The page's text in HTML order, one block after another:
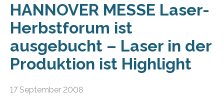
HANNOVER MESSE Laser-
Herbstforum ist
ausgebucht – Laser in der
Produktion ist Highlight
17 September 2008